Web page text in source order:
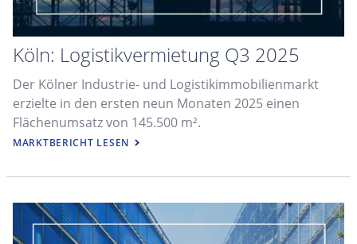
Köln: Logistikvermietung Q3 2025
Der Kölner Industrie- und Logistikimmobilienmarkt
erzielte in den ersten neun Monaten 2025 einen
Flächenumsatz von 145.500 m².
MARKTBERICHT LESEN